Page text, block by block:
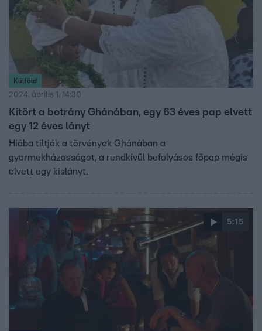
Külföld
2024. április 1. 14:30
Kitört a botrány Ghánában, egy 63 éves pap elvett
egy 12 éves lányt
Hiába tiltják a törvények Ghánában a
gyermekházasságot, a rendkívül befolyásos főpap mégis
elvett egy kislányt.
5:15